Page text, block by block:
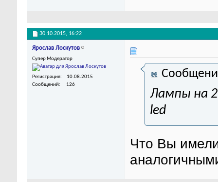
30.10.2015, 16:22
Ярослав Лоскутов
Супер Модератор
Регистрация
10.08.2015
Сообщений
126
Лампы на
led
Что Вы